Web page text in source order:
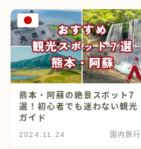
熊本・阿蘇の絶景スポット7
選！初心者でも迷わない観光
ガイド
2024.11.24 国内旅行